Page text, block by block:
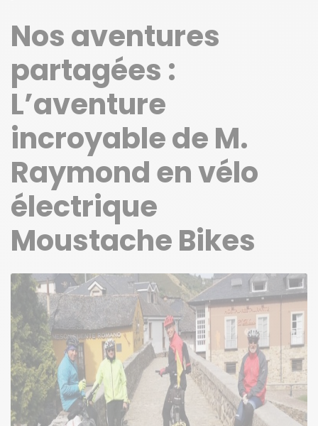
Nos aventures
partagées :
L’aventure
incroyable de M.
Raymond en vélo
électrique
Moustache Bikes